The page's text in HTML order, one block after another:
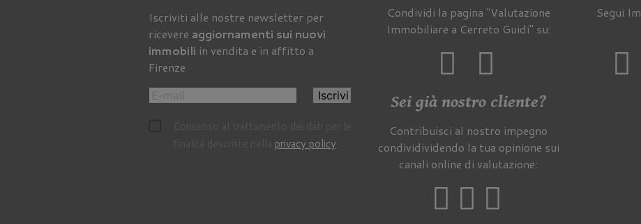
Iscriviti alle nostre newsletter per
ricevere aggiornamenti sui nuovi
immobili in vendita e in affitto a
Firenze
Iscrivi
privacy policy
Condividi la pagina "Valutazione
Immobiliare a Cerreto Guidi" su:
Sei già nostro cliente?
Contribuisci al nostro impegno
condividividendo la tua opinione sui
canali online di valutazione:
Segui